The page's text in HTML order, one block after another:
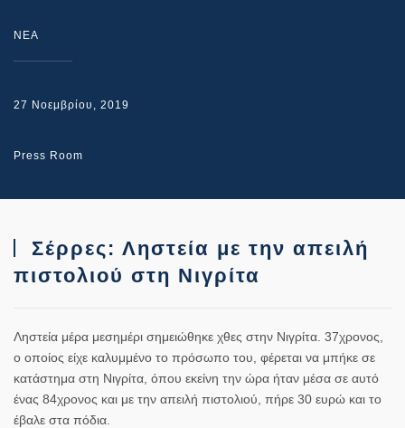
NEA
27 Νοεμβρίου, 2019
Press Room
Σέρρες: Ληστεία με την απειλή
πιστολιού στη Νιγρίτα
Ληστεία μέρα μεσημέρι σημειώθηκε χθες στην Νιγρίτα. 37χρονος,
ο οποίος είχε καλυμμένο το πρόσωπο του, φέρεται να μπήκε σε
κατάστημα στη Νιγρίτα, όπου εκείνη την ώρα ήταν μέσα σε αυτό
ένας 84χρονος και με την απειλή πιστολιού, πήρε 30 ευρώ και το
έβαλε στα πόδια.